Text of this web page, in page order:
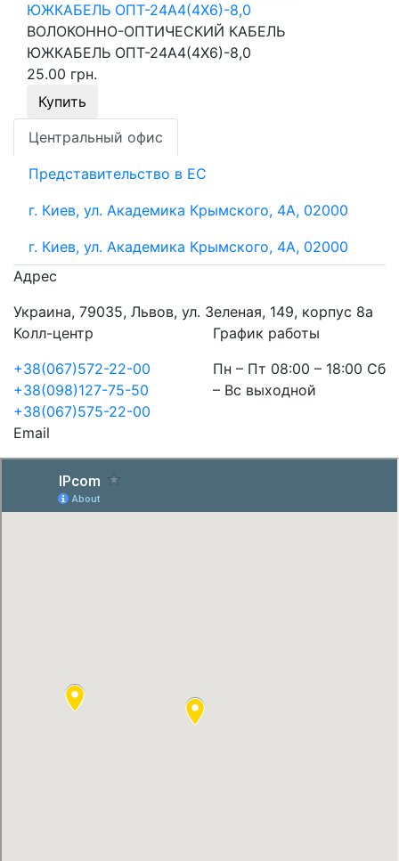
ВОЛОКОННО-ОПТИЧЕСКИЙ КАБЕЛЬ
ЮЖКАБЕЛЬ ОПТ-24А4(4Х6)-8,0
25.00 грн.
Купить
Центральный офис
Представительство в ЕС
г. Киев, ул. Академика Крымского, 4А, 02000
г. Киев, ул. Академика Крымского, 4А, 02000
Адрес
Украина, 79035, Львов, ул. Зеленая, 149, корпус 8а
Колл-центр
+38(067)572-22-00
+38(098)127-75-50
+38(067)575-22-00
График работы
Пн – Пт 08:00 – 18:00 Сб
– Вс выходной
Email